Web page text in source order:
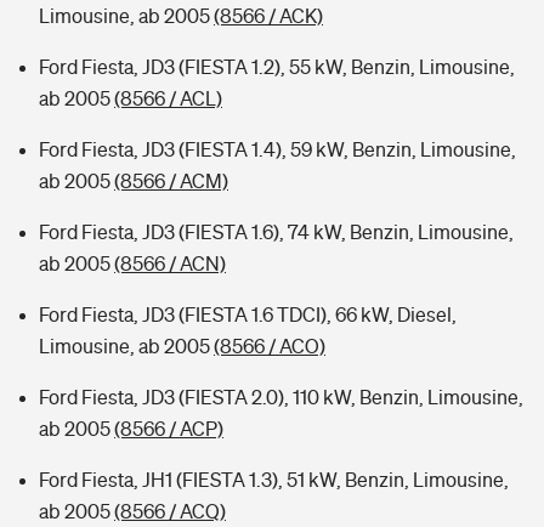
Limousine, ab 2005(8566 / ACK)
Ford Fiesta, JD3 (FIESTA 1.2), 55 kW, Benzin, Limousine,
ab 2005(8566 / ACL)
Ford Fiesta, JD3 (FIESTA 1.4), 59 kW, Benzin, Limousine,
ab 2005(8566 / ACM)
Ford Fiesta, JD3 (FIESTA 1.6), 74 kW, Benzin, Limousine,
ab 2005(8566 / ACN)
Ford Fiesta, JD3 (FIESTA 1.6 TDCI), 66 kW, Diesel,
Limousine, ab 2005(8566 / ACO)
Ford Fiesta, JD3 (FIESTA 2.0), 110 kW, Benzin, Limousine,
ab 2005(8566 / ACP)
Ford Fiesta, JH1 (FIESTA 1.3), 51 kW, Benzin, Limousine,
ab 2005(8566 / ACQ)